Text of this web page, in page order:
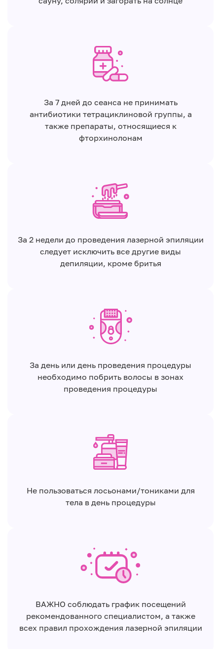
За 7 дней до сеанса не принимать
антибиотики тетрациклиновой группы, а
также препараты, относящиеся к
фторхинолонам
За 2 недели до проведения лазерной эпиляции
следует исключить все другие виды
депиляции, кроме бритья
За день или день проведения процедуры
необходимо побрить волосы в зонах
проведения процедуры
Не пользоваться лосьонами/тониками для
тела в день процедуры
ВАЖНО соблюдать график посещений
рекомендованного специалистом, а также
всех правил прохождения лазерной эпиляции